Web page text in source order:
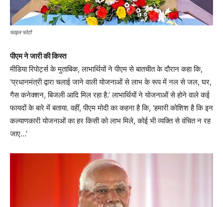
फाइल फोटो
पीएम ने जारी की किस्त
मीडिया रिपोर्ट्स के मुताबिक, लाभार्थियों ने पीएम से बातचीत के दौरान कहा कि,
‘प्रधानमंत्री द्वारा चलाई जाने वाली योजनाओं से लाभ के रूप में नल से जल, घर,
गैस कनेक्शन, बिजली आदि मिल रहा है.’ लाभार्थियों ने योजनाओं से होने वाले कई
फायदों के बारे में बताया. वहीं, पीएम मोदी का कहना है कि, ‘हमारी कोशिश है कि इन
कल्याणकारी योजनाओं का हर किसी को लाभ मिले, कोई भी व्यक्ति से वंचित न रह
जाए…’